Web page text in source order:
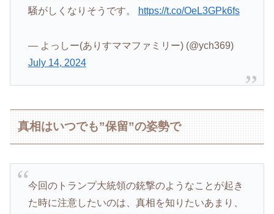
騒がしくなりそうです。
https://t.co/OeL3GPk6fs
— よっしー(ありすママファミリー) (@ych369)
July 14, 2024
真相はいつでも”保留”の姿勢で
今回のトランプ大統領の銃撃のようなことが起き
た時に注意したいのは、真相を知りたいあまり、